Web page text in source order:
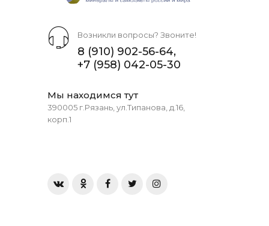
Возникли вопросы? Звоните!
8 (910) 902-56-64,
+7 (958) 042-05-30
Мы находимся тут
390005 г.Рязань, ул.Типанова, д.16,
корп.1